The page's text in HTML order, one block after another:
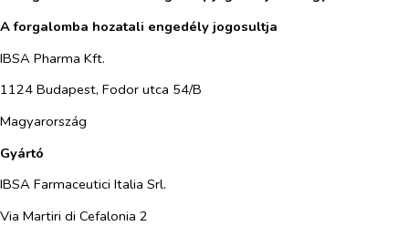
A forgalomba hozatali engedély jogosultja
IBSA Pharma Kft.
1124 Budapest, Fodor utca 54/B
Magyarország
Gyártó
IBSA Farmaceutici Italia Srl.
Via Martiri di Cefalonia 2